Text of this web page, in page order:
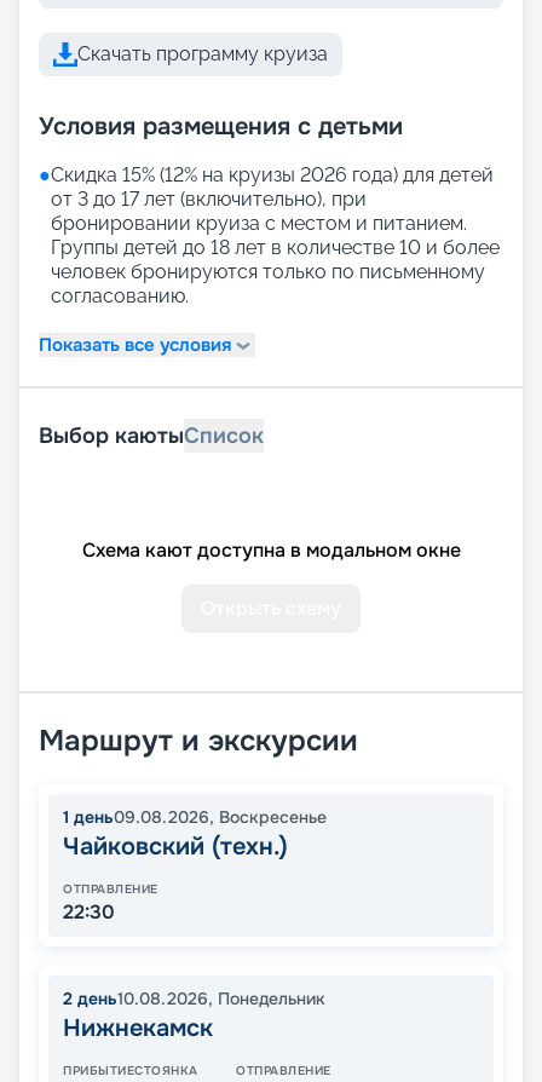
Скачать программу круиза
Условия размещения с детьми
●Скидка 15% (12% на круизы 2026 года) для детей
от 3 до 17 лет (включительно), при
бронировании круиза с местом и питанием.
Группы детей до 18 лет в количестве 10 и более
человек бронируются только по письменному
согласованию.
Показать все условия
Выбор каютыСписок
Схема кают доступна в модальном окне
Маршрут и экскурсии
1 день09.08.2026, Воскресенье
Чайковский (техн.)
ОТПРАВЛЕНИЕ
22:30
2 день10.08.2026, Понедельник
Нижнекамск
ПРИБЫТИЕСТОЯНКА ОТПРАВЛЕНИЕ